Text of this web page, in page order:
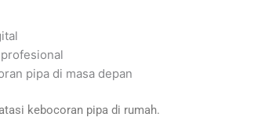
pipa di masa depan
kebocoran pipa di rumah.